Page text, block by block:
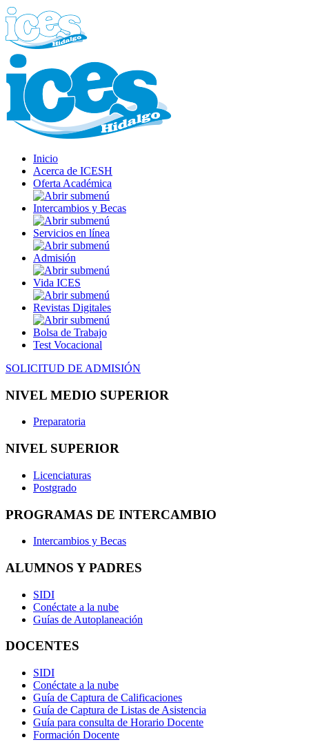
Inicio
Acerca de ICESH
Oferta Académica
Intercambios y Becas
Servicios en línea
Admisión
Vida ICES
Revistas Digitales
Bolsa de Trabajo
Test Vocacional
SOLICITUD DE ADMISIÓN
NIVEL MEDIO SUPERIOR
Preparatoria
NIVEL SUPERIOR
Licenciaturas
Postgrado
PROGRAMAS DE INTERCAMBIO
Intercambios y Becas
ALUMNOS Y PADRES
SIDI
Conéctate a la nube
Guías de Autoplaneación
DOCENTES
SIDI
Conéctate a la nube
Guía de Captura de Calificaciones
Guía de Captura de Listas de Asistencia
Guía para consulta de Horario Docente
Formación Docente